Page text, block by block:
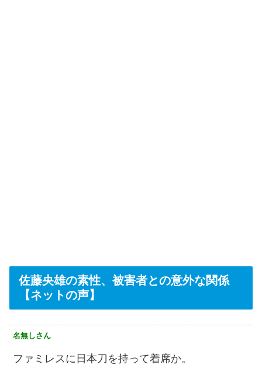
佐藤央雄の素性、被害者との意外な関係
【ネットの声】
名無しさん
ファミレスに日本刀を持って着席か。